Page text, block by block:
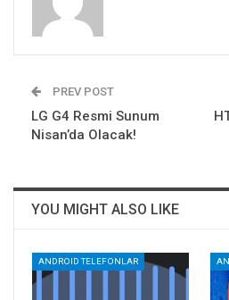
PREV POST
LG G4 Resmi Sunum
Nisan’da Olacak!
YOU MIGHT ALSO LIKE
ANDROID TELEFONLAR